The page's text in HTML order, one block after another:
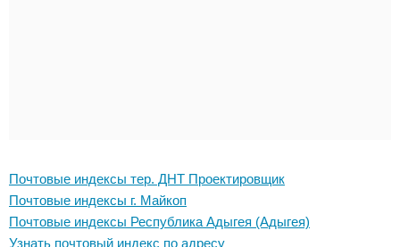
Почтовые индексы тер. ДНТ Проектировщик
Почтовые индексы г. Майкоп
Почтовые индексы Республика Адыгея (Адыгея)
Узнать почтовый индекс по адресу